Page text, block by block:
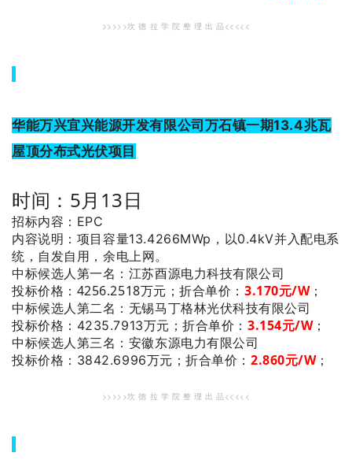
>>>>>坎 德 拉 学 院 整 理 出 品<<<<<
华能万兴宜兴能源开发有限公司万石镇一期13.4兆瓦
屋顶分布式光伏项目
时间：5月13日
招标内容：EPC
内容说明：项目容量13.4266MWp，以0.4kV并入配电系
统，自发自用，余电上网。
中标候选人第一名 ：江苏酉源电力科技有限公司
投标价格：4256.2518万元；折合单价： 3.170元/W；
中标候选人第二名 ：无锡马丁格林光伏科技有限公司
投标价格：4235.7913万元；折合单价： 3.154元/W；
中标候选人第三名 ：安徽东源电力有限公司
投标价格：3842.6996万元；折合单价： 2.860元/W；
>>>>>坎 德 拉 学 院 整 理 出 品<<<<<